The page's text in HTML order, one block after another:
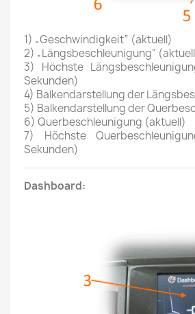
1) „Geschwindigkeit“ (aktuell)
2) „Längsbeschleunigung“
3) Höchste
Sekunden)
4) Balkendarstellung der
5) Balkendarstellung der
6) Querbeschleunigung (aktuell)
7) Höchste
Sekunden)
Dashboard: